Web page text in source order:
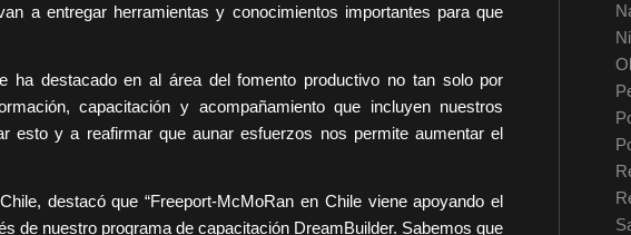
a entregar herramientas y conocimientos importantes para que
ha destacado en al área del fomento productivo no tan solo por
capacitación y acompañamiento que incluyen nuestros
esto y a reafirmar que aunar esfuerzos nos permite aumentar el
destacó que “Freeport-McMoRan en Chile viene apoyando el
de nuestro programa de capacitación DreamBuilder. Sabemos que